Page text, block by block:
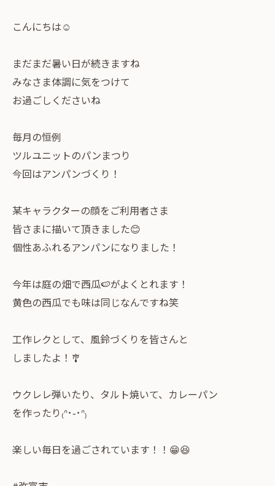
こんにちは☺️
まだまだ暑い日が続きますね
みなさま体調に気をつけて
お過ごしくださいね
毎月の恒例
ツルユニットのパンまつり
今回はアンパンづくり！
某キャラクターの顔をご利用者さま
皆さまに描いて頂きました😊
個性あふれるアンパンになりました！
今年は庭の畑で西瓜🍉がよくとれます！
黄色の西瓜でも味は同じなんですね笑
工作レクとして、風鈴づくりを皆さんと
しましたよ！🎐
ウクレレ弾いたり、タルト焼いて、カレーパン
を作ったり₍ᐢ･֊･ᐢ₎
楽しい毎日を過ごされています！！😁😆